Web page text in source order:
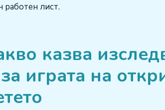
работен лист.
казва
за играта на